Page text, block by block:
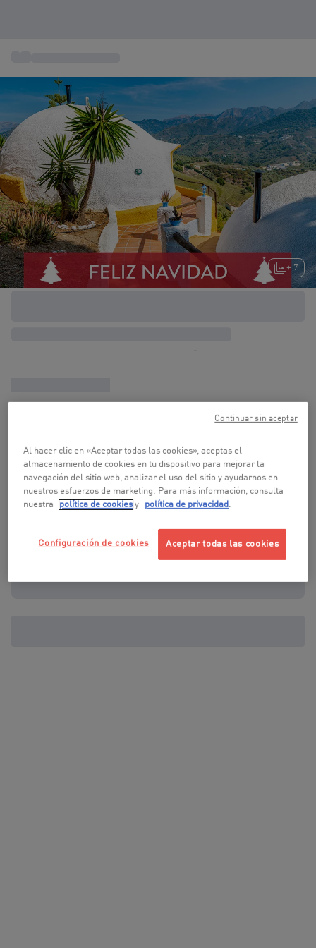
+ 7
Al hacer clic en «Aceptar todas las cookies», aceptas el
almacenamiento de cookies en tu dispositivo para mejorar la
navegación del sitio web, analizar el uso del sitio y ayudarnos en
nuestros esfuerzos de marketing. Para más información, consulta
nuestra
política de cookies y política de privacidad.
Aceptar todas las cookies
Configuración de cookies
Continuar sin aceptar